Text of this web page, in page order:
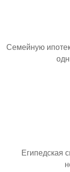
Семейную
Египедская